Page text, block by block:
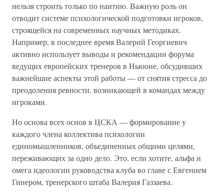
нельзя строить только по наитию. Важную роль он
отводит системе психологической подготовки игроков,
строящейся на современных научных методиках.
Например, в последнее время Валерий Георгиевич
активно использует выводы и рекомендации форума
ведущих европейских тренеров в Ньюоне, обсудивших
важнейшие аспекты этой работы — от снятия стресса до
преодоления ревности, возникающей в командах между
игроками.
Но основа всех основ в ЦСКА — формирование у
каждого члена коллектива психологии
единомышленников, объединенных общими целями,
переживающих за одно дело. Это, если хотите, альфа и
омега идеологии руководства клуба во главе с Евгением
Гинером, тренерского штаба Валерия Газзаева.